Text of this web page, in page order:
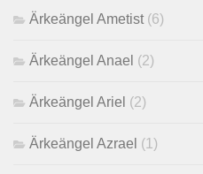
Ärkeängel Ametist (6)
Ärkeängel Anael (2)
Ärkeängel Ariel (2)
Ärkeängel Azrael (1)